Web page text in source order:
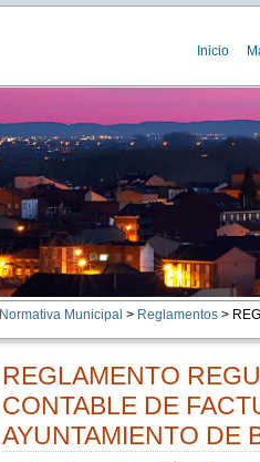
Inicio
Normativa Municipal > Reglamentos>
REGLAMENTO
CONTABLE DE
AYUNTAMIENTO DE